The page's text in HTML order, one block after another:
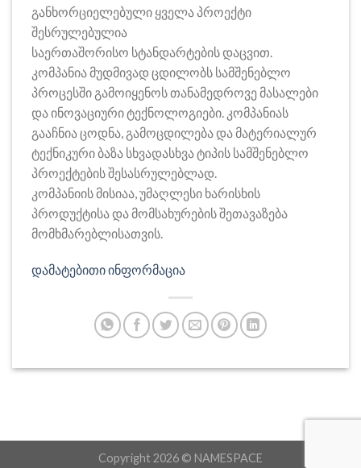
განხორციელებული ყველა პროექტი
შესრულებულია
საერთაშორისო სტანდარტების დაცვით.
კომპანია მუდმივად ცდილობს სამშენებლო
პროცესში გამოიყენოს თანამედროვე მასალები
და ინოვაციური ტექნოლოგიები. კომპანიას
გააჩნია ცოდნა, გამოცდილება და მატერიალურ
ტექნიკური ბაზა სხვადასხვა ტიპის სამშენებლო
პროექტების შესასრულებლად.
კომპანიის მისიაა, უმაღლესი ხარისხის
პროდუქტისა და მომსახურების შეთავაზება
მომხმარებლისათვის.
დამატებითი ინფორმაცია
Copyright 2026 © NAMESPACE